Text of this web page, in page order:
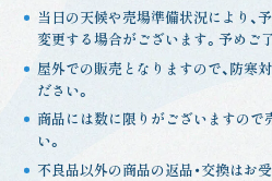
当日の天候や売場準備状況により、
変更する場合がございます。予めご
屋外での販売となりますので、防寒
ださい。
商品には数に限りがございますので
い。
不良品以外の商品の返品・交換はお